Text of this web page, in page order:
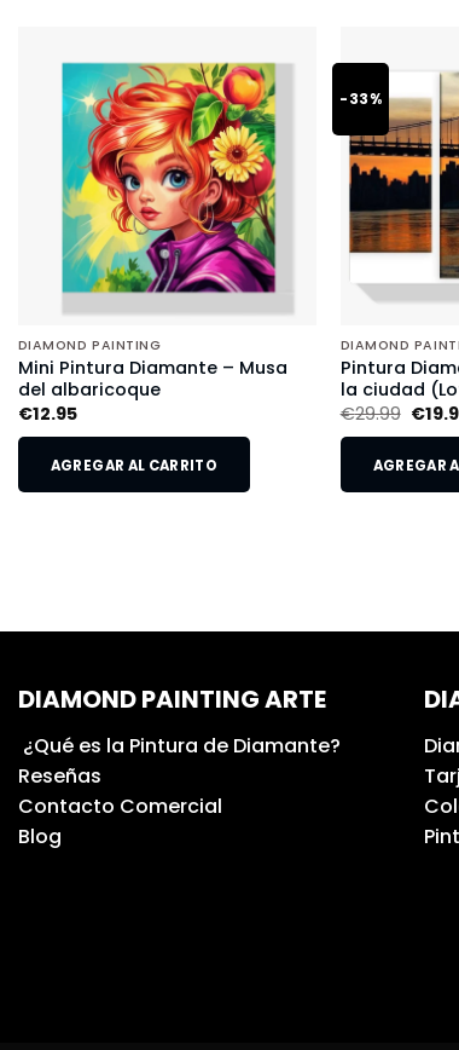
DIAMOND PAINTING
Mini Pintura Diamante – Musa
del albaricoque
€12.95
AGREGAR AL CARRITO
-33%
DIAMOND
Pintura
la ciudad
€29.99 €
AGREGAR
DIAMOND PAINTING ARTE
¿Qué es la Pintura de Diamante?
Reseñas
Contacto Comercial
Blog